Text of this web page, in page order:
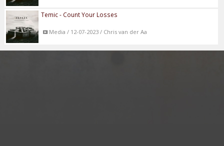
Temic - Count Your Losses
Media / 12-07-2023 / Chris van der Aa